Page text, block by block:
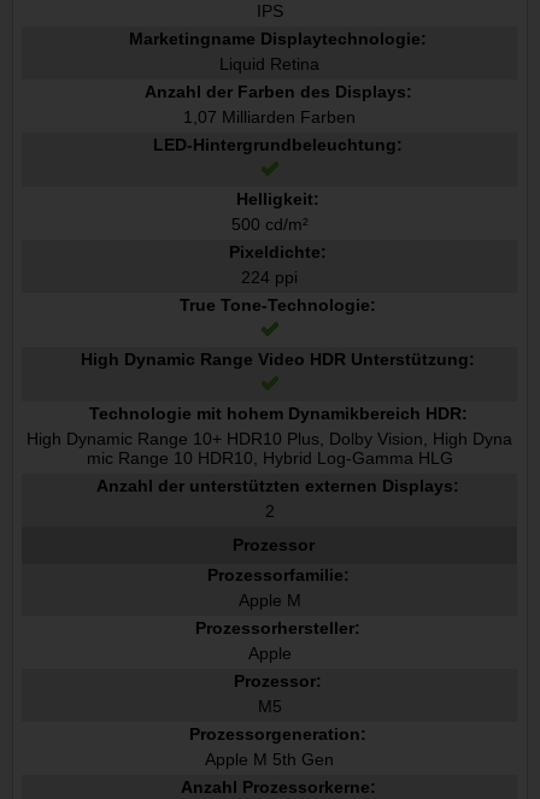
IPS
Marketingname Displaytechnologie:
Liquid Retina
Anzahl der Farben des Displays:
1,07 Milliarden Farben
LED-Hintergrundbeleuchtung:
Helligkeit:
500 cd/m²
Pixeldichte:
224 ppi
True Tone-Technologie:
High Dynamic Range Video HDR Unterstützung:
Technologie mit hohem Dynamikbereich HDR:
High Dynamic Range 10+ HDR10 Plus, Dolby Vision, High Dyna
mic Range 10 HDR10, Hybrid Log-Gamma HLG
Anzahl der unterstützten externen Displays:
2
Prozessor
Prozessorfamilie:
Apple M
Prozessorhersteller:
Apple
Prozessor:
M5
Prozessorgeneration:
Apple M 5th Gen
Anzahl Prozessorkerne: